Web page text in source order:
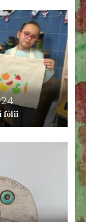
fólii